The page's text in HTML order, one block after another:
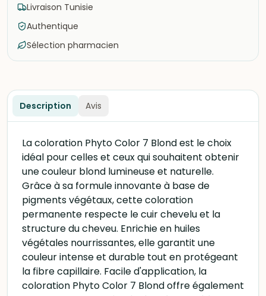
Livraison Tunisie
Authentique
Sélection pharmacien
Description Avis
La coloration Phyto Color 7 Blond est le choix
idéal pour celles et ceux qui souhaitent obtenir
une couleur blond lumineuse et naturelle.
Grâce à sa formule innovante à base de
pigments végétaux, cette coloration
permanente respecte le cuir chevelu et la
structure du cheveu. Enrichie en huiles
végétales nourrissantes, elle garantit une
couleur intense et durable tout en protégeant
la fibre capillaire. Facile d'application, la
coloration Phyto Color 7 Blond offre également